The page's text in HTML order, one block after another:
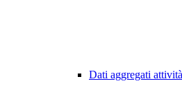
Dati aggregati